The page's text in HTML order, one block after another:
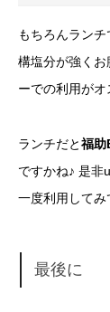
もちろんラン
構塩分が強く
ーでの利用がオ
ランチだと福助
ですかね♪ 是非
一度利用して
最後に